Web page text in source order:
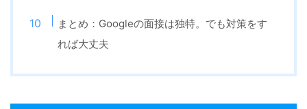
まとめ：Googleの面接は独特。でも対策をす
れば大丈夫